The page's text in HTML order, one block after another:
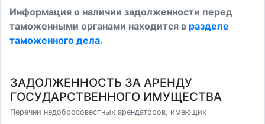
Информация о наличии задолженности перед
таможенными органами находится в разделе
таможенного дела.
ЗАДОЛЖЕННОСТЬ ЗА АРЕНДУ
ГОСУДАРСТВЕННОГО ИМУЩЕСТВА
Перечни недобросовестных арендаторов, имеющих